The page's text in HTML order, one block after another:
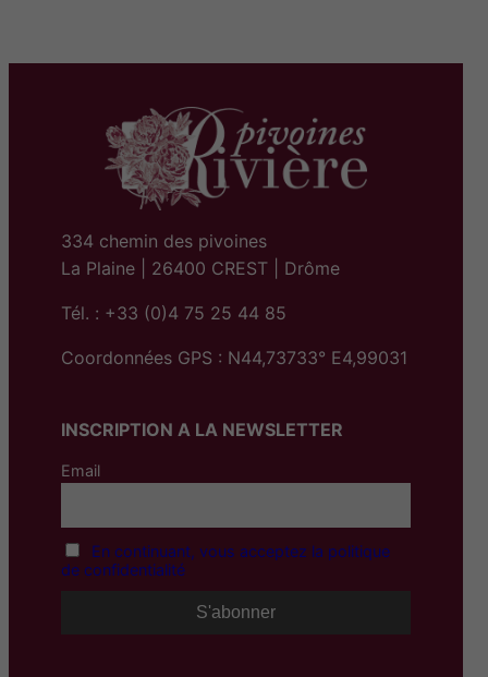
334 chemin des pivoines
La Plaine | 26400 CREST | Drôme
Tél. : +33 (0)4 75 25 44 85
Coordonnées GPS : N44,73733° E4,99031
INSCRIPTION A LA NEWSLETTER
Email
En continuant, vous acceptez la politique
de confidentialité